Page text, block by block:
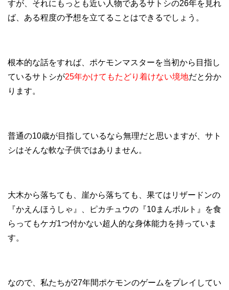
すが、それにもっとも近い人物であるサトシの26年を見れ
ば、ある程度の予想を立てることはできるでしょう。
根本的な話をすれば、ポケモンマスターを当初から目指し
ているサトシが25年かけてもたどり着けない境地だと分か
ります。
普通の10歳が目指しているなら無理だと思いますが、サト
シはそんな軟な子供ではありません。
大木から落ちても、崖から落ちても、果てはリザードンの
『かえんほうしゃ』、ピカチュウの『10まんボルト』を食
らってもケガ1つ付かない超人的な身体能力を持っていま
す。
なので、私たちが27年間ポケモンのゲームをプレイしてい